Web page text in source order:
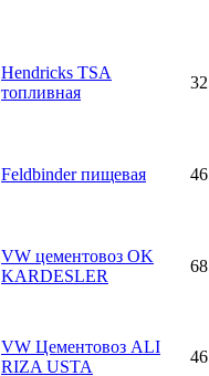
Hendricks TSA
топливная
Feldbinder пищевая
VW цементовоз OK
KARDESLER
VW Цементовоз ALI
RIZA USTA